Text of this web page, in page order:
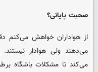
صحبت پایانی؟
از هواداران خواهش می‌کنم
می‌دهند ولی هوادار
می‌کند تا مشکلات باشگاه